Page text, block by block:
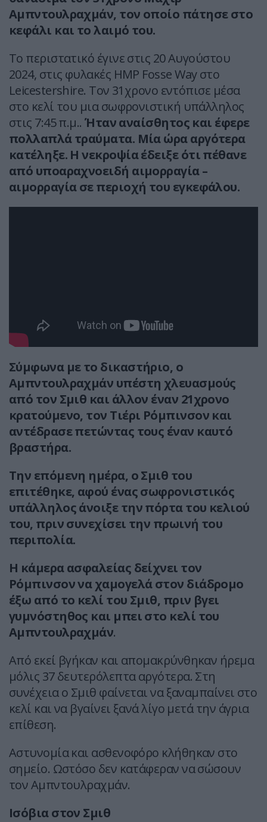
Αμπντουλραχμάν, τον οποίο πάτησε στο
κεφάλι και το λαιμό του.
Το περιστατικό έγινε στις 20 Αυγούστου
2024, στις φυλακές HMP Fosse Way στο
Leicestershire. Τον 31χρονο εντόπισε μέσα
στο κελί του μια σωφρονιστική υπάλληλος
στις 7:45 π.μ..Ήταν αναίσθητος και έφερε
πολλαπλά τραύματα. Μία ώρα αργότερα
κατέληξε. Η νεκροψία έδειξε ότι πέθανε
από υποαραχνοειδή αιμορραγία –
αιμορραγία σε περιοχή του εγκεφάλου.
Σύμφωνα με το δικαστήριο, ο
Αμπντουλραχμάν υπέστη χλευασμούς
από τον Σμιθ και άλλον έναν 21χρονο
κρατούμενο, τον Τιέρι Ρόμπινσον και
αντέδρασε πετώντας τους έναν καυτό
βραστήρα.
Την επόμενη ημέρα, ο Σμιθ του
επιτέθηκε, αφού ένας σωφρονιστικός
υπάλληλος άνοιξε την πόρτα του κελιού
του, πριν συνεχίσει την πρωινή του
περιπολία.
Η κάμερα ασφαλείας δείχνει τον
Ρόμπινσον να χαμογελά στον διάδρομο
έξω από το κελί του Σμιθ, πριν βγει
γυμνόστηθος και μπει στο κελί του
Αμπντουλραχμάν.
Από εκεί βγήκαν και απομακρύνθηκαν ήρεμα
μόλις 37 δευτερόλεπτα αργότερα. Στη
συνέχεια ο Σμιθ φαίνεται να ξαναμπαίνει στο
κελί και να βγαίνει ξανά λίγο μετά την άγρια
επίθεση.
Αστυνομία και ασθενοφόρο κλήθηκαν στο
σημείο. Ωστόσο δεν κατάφεραν να σώσουν
τον Αμπντουλραχμάν.
Ισόβια στον Σμιθ